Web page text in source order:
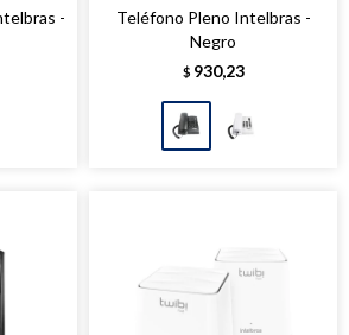
-
Teléfono Pleno Intelbras -
Negro
$ 930,23